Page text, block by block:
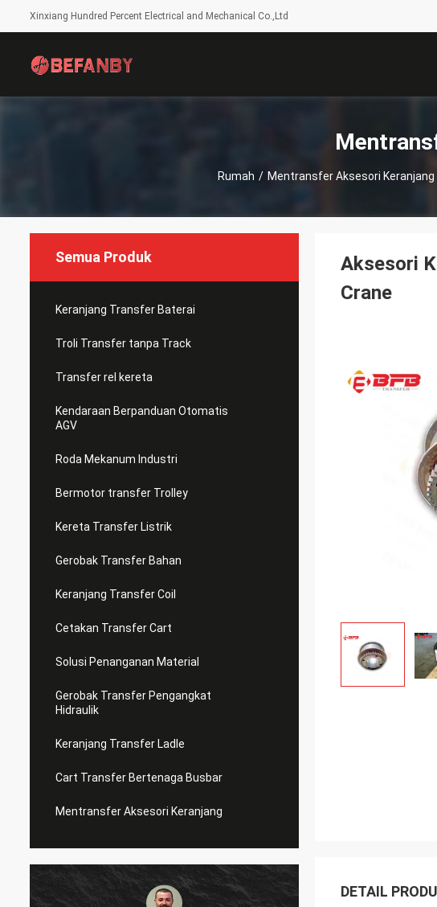
Xinxiang Hundred Percent Electrical and Mechanical Co.,Ltd
Rumah / Mentransfer Aksesori Keranjang
Semua Produk
Keranjang Transfer Baterai
Troli Transfer tanpa Track
Transfer rel kereta
Kendaraan Berpanduan Otomatis
AGV
Roda Mekanum Industri
Bermotor transfer Trolley
Kereta Transfer Listrik
Gerobak Transfer Bahan
Keranjang Transfer Coil
Cetakan Transfer Cart
Solusi Penanganan Material
Gerobak Transfer Pengangkat
Hidraulik
Keranjang Transfer Ladle
Cart Transfer Bertenaga Busbar
Mentransfer Aksesori Keranjang
Aksesori
Crane
DETAIL